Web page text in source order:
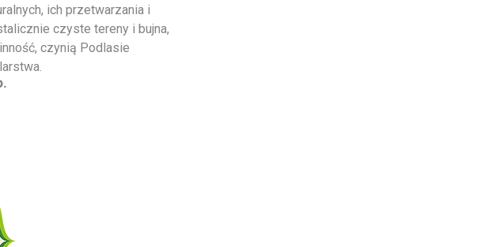
ich przetwarzania i
czyste tereny i bujna,
czynią Podlasie